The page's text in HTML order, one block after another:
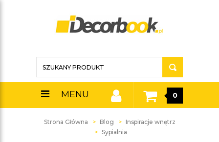
MENU 0
Strona Główna Blog
Inspiracje wnętrz
Sypialnia